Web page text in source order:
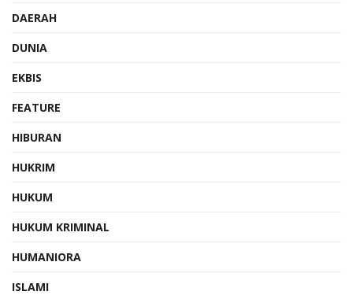
DAERAH
DUNIA
EKBIS
FEATURE
HIBURAN
HUKRIM
HUKUM
HUKUM KRIMINAL
HUMANIORA
ISLAMI